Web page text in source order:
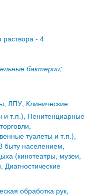
раствора - 4
бактерии;
ЛПУ, Клинические
и т.п.), Пенитенциарные
туалеты и т.п.),
быту населением,
(кинотеатры, музеи,
обработка рук,